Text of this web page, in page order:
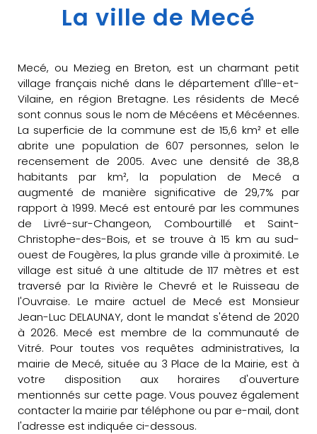
La ville de Mecé
Mecé, ou Mezieg en Breton, est un charmant petit
village français niché dans le département d'Ille-et-
Vilaine, en région Bretagne. Les résidents de Mecé
sont connus sous le nom de Mécéens et Mécéennes.
La superficie de la commune est de 15,6 km² et elle
abrite une population de 607 personnes, selon le
recensement de 2005. Avec une densité de 38,8
habitants par km², la population de Mecé a
augmenté de manière significative de 29,7% par
rapport à 1999. Mecé est entouré par les communes
de Livré-sur-Changeon, Combourtillé et Saint-
Christophe-des-Bois, et se trouve à 15 km au sud-
ouest de Fougères, la plus grande ville à proximité. Le
village est situé à une altitude de 117 mètres et est
traversé par la Rivière le Chevré et le Ruisseau de
l'Ouvraise. Le maire actuel de Mecé est Monsieur
Jean-Luc DELAUNAY, dont le mandat s'étend de 2020
à 2026. Mecé est membre de la communauté de
Vitré. Pour toutes vos requêtes administratives, la
mairie de Mecé, située au 3 Place de la Mairie, est à
votre disposition aux horaires d'ouverture
mentionnés sur cette page. Vous pouvez également
contacter la mairie par téléphone ou par e-mail, dont
l'adresse est indiquée ci-dessous.